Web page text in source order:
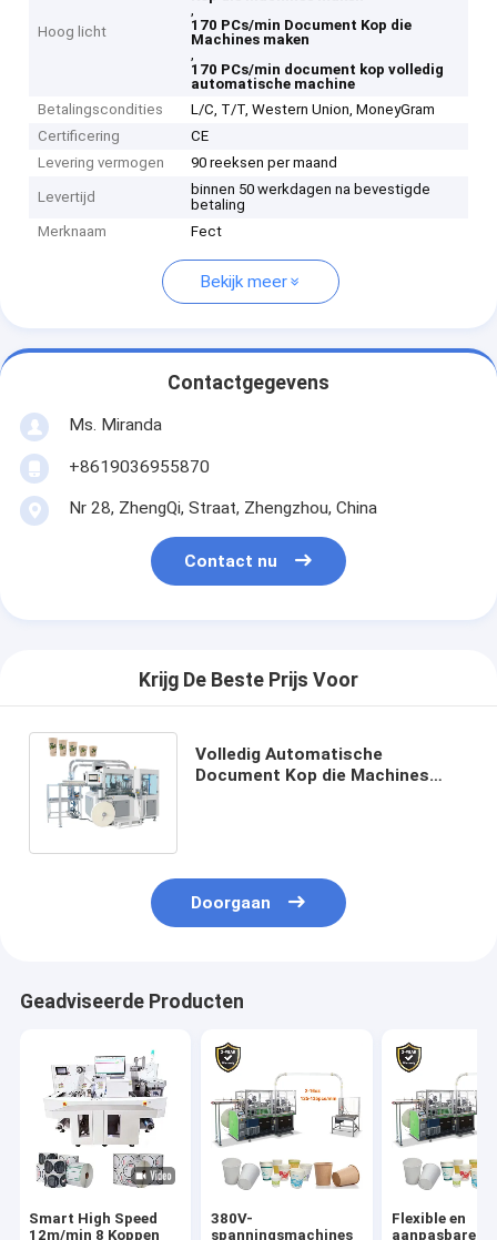
Hoog licht
,
170 PCs/min Document Kop die
Machines maken
,
170 PCs/min document kop volledig
automatische machine
Betalingscondities
L/C, T/T, Western Union, MoneyGram
Certificering
CE
Levering vermogen
90 reeksen per maand
Levertijd
binnen 50 werkdagen na bevestigde
betaling
Merknaam
Fect
Bekijk meer
Contactgegevens
Ms. Miranda
+8619036955870
Nr 28, ZhengQi, Straat, Zhengzhou, China
Contact nu
Krijg De Beste Prijs Voor
Volledig Automatische
Document Kop die Machines
Doorgaan
Geadviseerde Producten
Smart High Speed
12m/min 8 Koppen
380V-
spanningsmachines
Flexible en
aanpasbare